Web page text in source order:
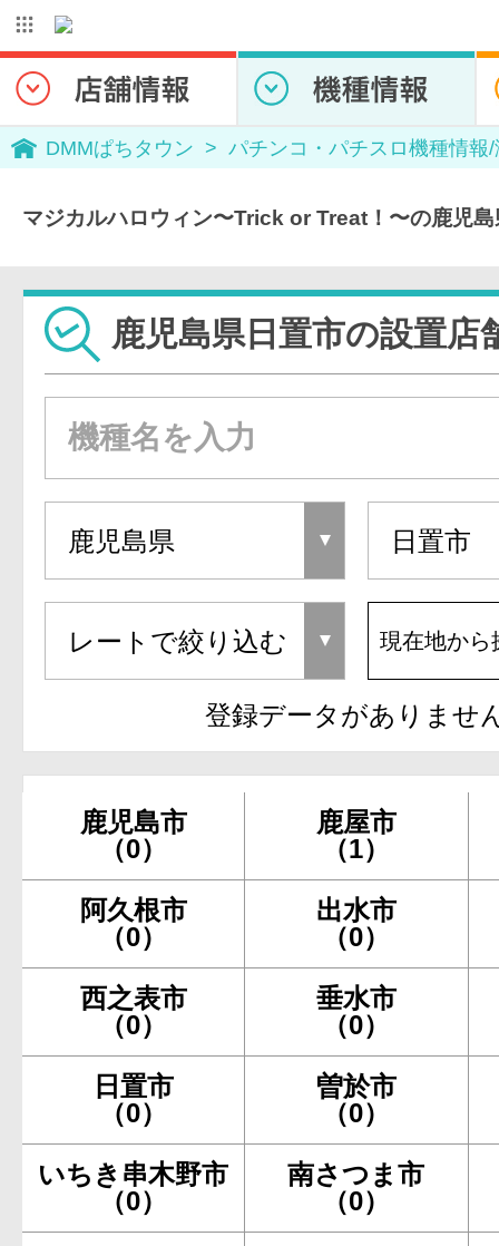
DMMぱちタウン パチンコ・パチスロ機種情報
マジカルハロウィン〜Trick or Treat！〜の鹿児
鹿児島県日置市の設置店
現在地から
登録データがありませ
鹿児島市
（0）
鹿屋市
（1）
阿久根市
（0）
出水市
（0）
西之表市
（0）
垂水市
（0）
日置市
（0）
曽於市
（0）
いちき串木野市
（0）
南さつま市
（0）